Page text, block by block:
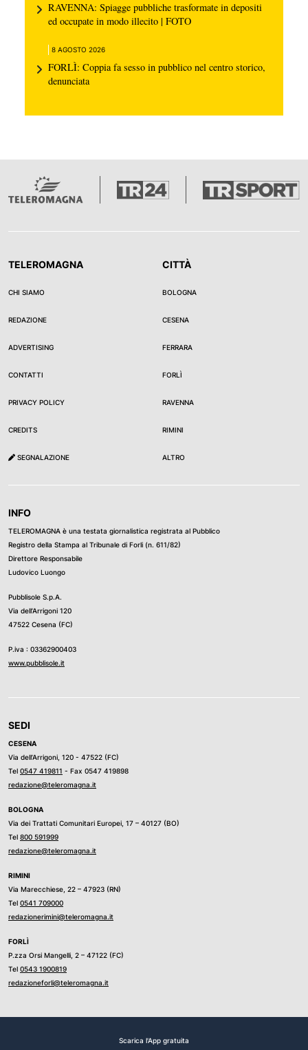
RAVENNA: Spiagge pubbliche trasformate in depositi
ed occupate in modo illecito | FOTO
8 AGOSTO 2026
FORLÌ: Coppia fa sesso in pubblico nel centro storico,
denunciata
TELEROMAGNA
CHI SIAMO
REDAZIONE
ADVERTISING
CONTATTI
PRIVACY POLICY
CREDITS
SEGNALAZIONE
CITTÀ
BOLOGNA
CESENA
FERRARA
FORLÌ
RAVENNA
RIMINI
ALTRO
INFO
TELEROMAGNA è una testata giornalistica registrata al Pubblico
Registro della Stampa al Tribunale di Forli (n. 611/82)
Direttore Responsabile
Ludovico Luongo
Pubblisole S.p.A.
Via dell’Arrigoni 120
47522 Cesena (FC)
P.iva : 03362900403
www.pubblisole.it
SEDI
CESENA
Via dell’Arrigoni, 120 - 47522 (FC)
Tel 0547 419811 - Fax 0547 419898
redazione@teleromagna.it
BOLOGNA
Via dei Trattati Comunitari Europei, 17 – 40127 (BO)
Tel 800 591999
redazione@teleromagna.it
RIMINI
Via Marecchiese, 22 – 47923 (RN)
Tel 0541 709000
redazionerimini@teleromagna.it
FORLÌ
P.zza Orsi Mangelli, 2 – 47122 (FC)
Tel 0543 1900819
redazioneforli@teleromagna.it
Scarica l'App gratuita